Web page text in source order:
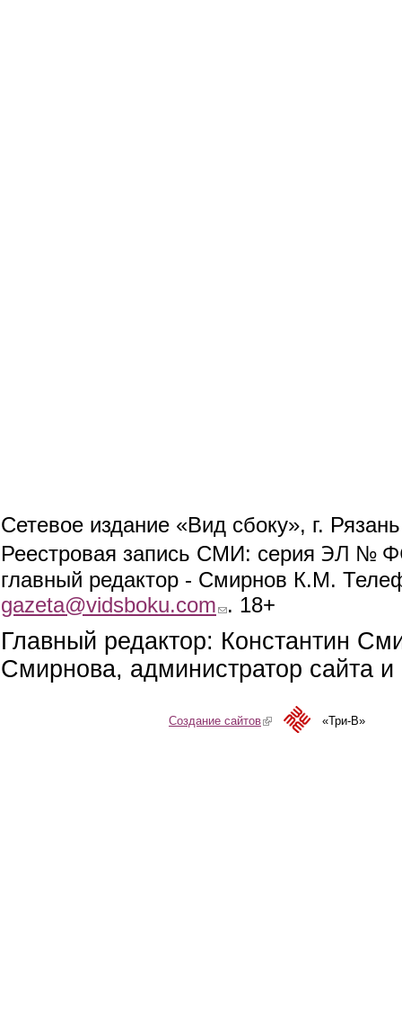
Сетевое издание «Вид сбоку», г.
Реестровая запись СМИ: серия ЭЛ №
главный редактор - Смирнов К.М.
gazeta@vidsboku.com (link sends e-mail)
. 18+
Главный редактор: Константин
Смирнова, администратор сайта
Создание сайтов(link is external)«Три-В»